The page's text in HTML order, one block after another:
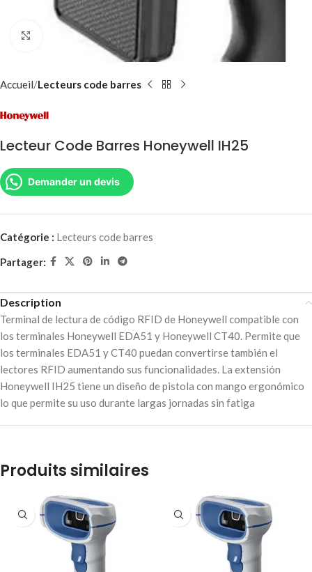
Agrandir
Accueil Lecteurs code barres
Lecteur Code Barres Honeywell IH25
Demander un devis
Catégorie : Lecteurs code barres
Partager:
Description
Terminal de lectura de código RFID de Honeywell compatible con
los terminales Honeywell EDA51 y Honeywell CT40. Permite que
los terminales EDA51 y CT40 puedan convertirse también el
lectores RFID aumentando sus funcionalidades. La extensión
Honeywell IH25 tiene un diseño de pistola con mango ergonómico
lo que permite su uso durante largas jornadas sin fatiga
Produits similaires